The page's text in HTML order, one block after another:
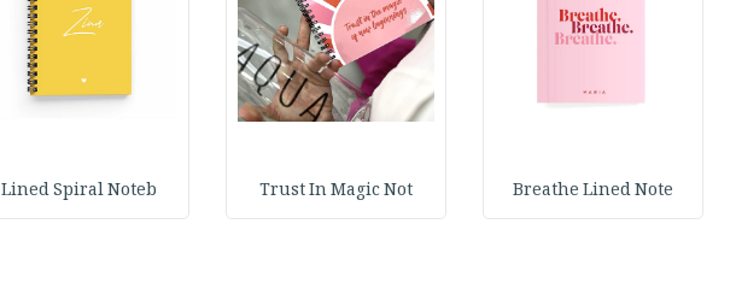
Breathe Lined Note
Trust In Magic Not
Lined Spiral Noteb